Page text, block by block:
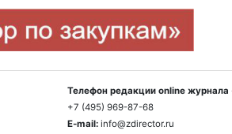
Телефон редакции online журнала
+7 (495) 969-87-68
E-mail: info@zdirector.ru